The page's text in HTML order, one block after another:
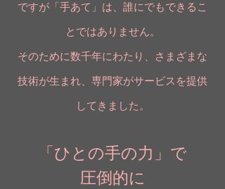
ですが「手あて」は、誰にでもできるこ
とではありません。
そのために数千年にわたり、さまざまな
技術が生まれ、専門家がサービスを提供
してきました。
「ひとの手の力」で
圧倒的に